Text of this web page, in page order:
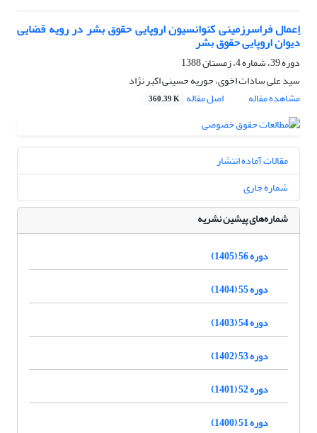
اِعمال فراسرزمینی کنوانسیون اروپایی حقوق بشر در رویه قضایی
دیوان اروپایی حقوق بشر
دوره 39، شماره 4، زمستان 1388
سید علی سادات اخوی، حوریه حسینی اکبر نژاد
مشاهده مقاله
اصل مقاله 360.39 K
مقالات آماده انتشار
شماره جاری
شماره‌های پیشین نشریه
دوره 56 (1405)
دوره 55 (1404)
دوره 54 (1403)
دوره 53 (1402)
دوره 52 (1401)
دوره 51 (1400)